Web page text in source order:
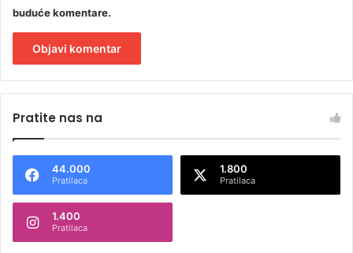
buduće komentare.
t
n
t
Pratite nas na
44.000
Pratilaca
1.800
Pratilaca
1.400
Pratilaca